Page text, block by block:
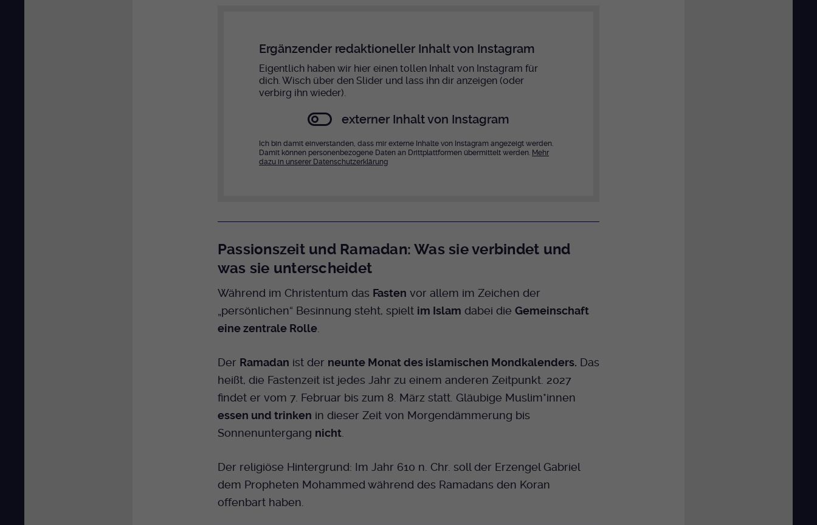
Ergänzender redaktioneller Inhalt von Instagram
Eigentlich haben wir hier einen tollen Inhalt von Instagram für
dich. Wisch über den Slider und lass ihn dir anzeigen (oder
verbirg ihn wieder).
externer Inhalt von Instagram
Ich bin damit einverstanden, dass mir externe Inhalte von Instagram angezeigt werden.
Damit können personenbezogene Daten an Drittplattformen übermittelt werden. Mehr
dazu in unserer Datenschutzerklärung
Passionszeit und Ramadan: Was sie verbindet und
was sie unterscheidet
Während im Christentum das Fasten vor allem im Zeichen der
„persönlichen“ Besinnung steht, spielt im Islam dabei die Gemeinschaft
eine zentrale Rolle.
Der Ramadan ist der neunte Monat des islamischen Mondkalenders. Das
heißt, die Fastenzeit ist jedes Jahr zu einem anderen Zeitpunkt. 2027
findet er vom 7. Februar bis zum 8. März statt. Gläubige Muslim*innen
essen und trinken in dieser Zeit von Morgendämmerung bis
Sonnenuntergang nicht.
Der religiöse Hintergrund: Im Jahr 610 n. Chr. soll der Erzengel Gabriel
dem Propheten Mohammed während des Ramadans den Koran
offenbart haben.
Laufzeit
Bei Ausahl nur essentieller Cookies wird dieser
Cookie am Ende der Sitzung gelöscht.
Ansonsten 1 Monat.
Einstellungen. Eine optionale Nummer nach
Versionsnummer an.